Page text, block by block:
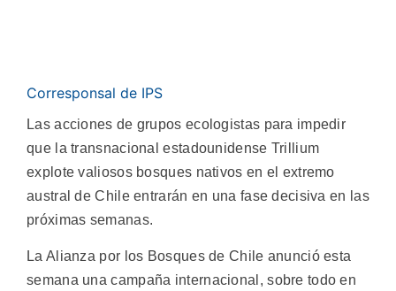
Corresponsal de IPS
Las acciones de grupos ecologistas para impedir
que la transnacional estadounidense Trillium
explote valiosos bosques nativos en el extremo
austral de Chile entrarán en una fase decisiva en las
próximas semanas.
La Alianza por los Bosques de Chile anunció esta
semana una campaña internacional, sobre todo en